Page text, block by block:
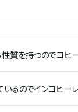
質を持つのでコヒー
るのでインコヒーレ